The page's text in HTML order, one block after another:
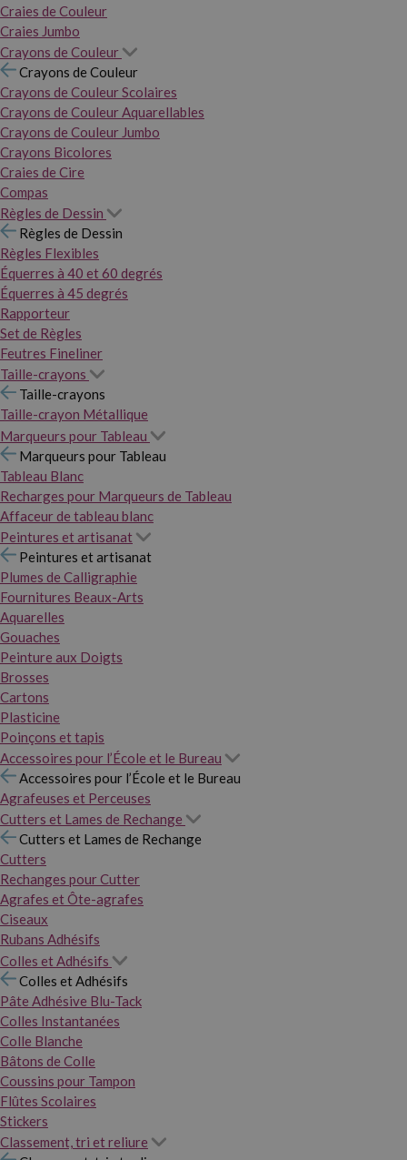
Craies de Couleur
Craies Jumbo
Crayons de Couleur
Crayons de Couleur
Crayons de Couleur Scolaires
Crayons de Couleur Aquarellables
Crayons de Couleur Jumbo
Crayons Bicolores
Craies de Cire
Compas
Règles de Dessin
Règles de Dessin
Règles Flexibles
Équerres à 40 et 60 degrés
Équerres à 45 degrés
Rapporteur
Set de Règles
Feutres Fineliner
Taille-crayons
Taille-crayons
Taille-crayon Métallique
Marqueurs pour Tableau
Marqueurs pour Tableau
Tableau Blanc
Recharges pour Marqueurs de Tableau
Affaceur de tableau blanc
Peintures et artisanat
Peintures et artisanat
Plumes de Calligraphie
Fournitures Beaux-Arts
Aquarelles
Gouaches
Peinture aux Doigts
Brosses
Cartons
Plasticine
Poinçons et tapis
Accessoires pour l’École et le Bureau
Accessoires pour l’École et le Bureau
Agrafeuses et Perceuses
Cutters et Lames de Rechange
Cutters et Lames de Rechange
Cutters
Rechanges pour Cutter
Agrafes et Ôte-agrafes
Ciseaux
Rubans Adhésifs
Colles et Adhésifs
Colles et Adhésifs
Pâte Adhésive Blu-Tack
Colles Instantanées
Colle Blanche
Bâtons de Colle
Coussins pour Tampon
Flûtes Scolaires
Stickers
Classement, tri et reliure